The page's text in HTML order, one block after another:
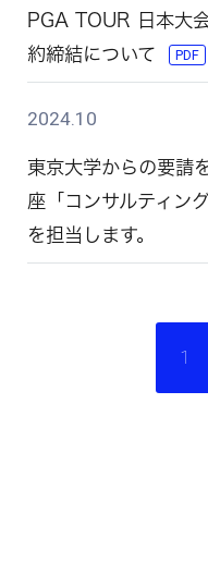
PGA TOUR 日本大
約締結について
PDF
2024.10
東京大学からの要請
座「コンサルティン
を担当します。
1